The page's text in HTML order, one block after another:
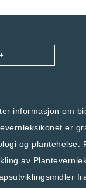
informasjon om
er
og plantehelse
av